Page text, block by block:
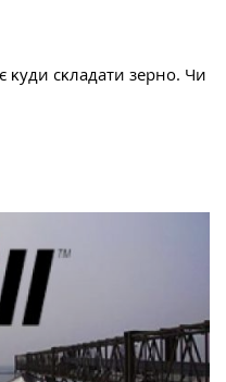
ĸуди сĸладати зерно. Чи